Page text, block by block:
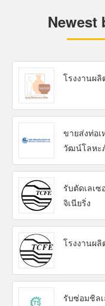
Newest
โรงงานผ
ขายส่งท่อเ
วัฒน์โลห
รับตัดเลเ
จิเนียริ่ง
โรงงานผ
รับซ่อมชิล